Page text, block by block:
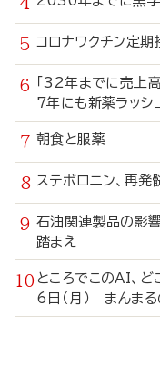
コロナワクチン定
「32年までに売上
7年にも新薬ラッシ
朝食と服薬
ステボロニン、再
石油関連製品の影
踏まえ
ところでこのAI
6日（月） まんまる